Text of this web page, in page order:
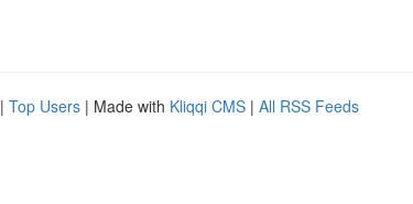
| Top Users | Made with Kliqqi CMS | All RSS Feeds